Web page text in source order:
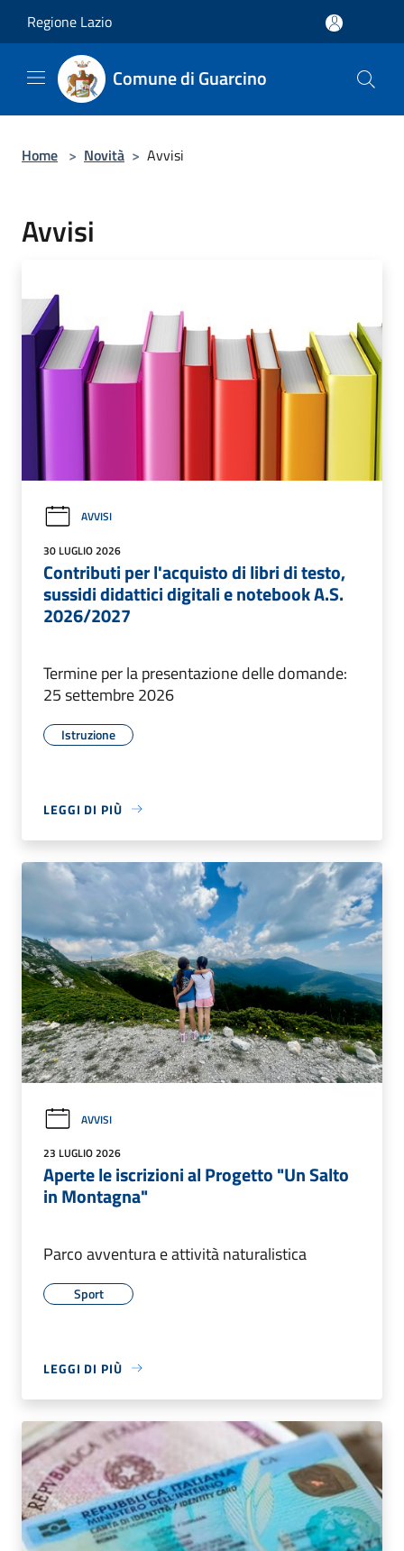
Regione Lazio
Comune di Guarcino
Home > Novità > Avvisi
Avvisi
AVVISI
30 LUGLIO 2026
Contributi per l'acquisto di libri di testo,
sussidi didattici digitali e notebook A.S.
2026/2027
Termine per la presentazione delle domande:
25 settembre 2026
Istruzione
LEGGI DI PIÙ
AVVISI
23 LUGLIO 2026
Aperte le iscrizioni al Progetto "Un Salto
in Montagna"
Parco avventura e attività naturalistica
Sport
LEGGI DI PIÙ